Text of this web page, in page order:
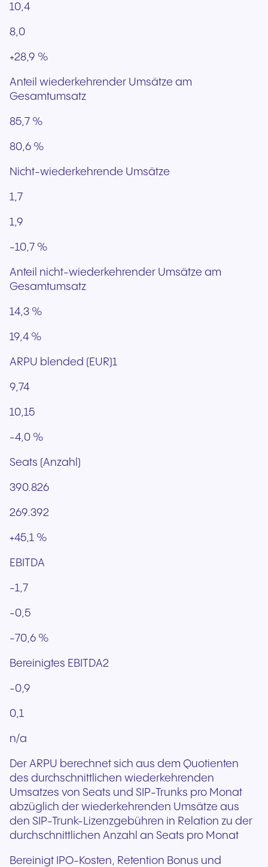
10,4
8,0
+28,9 %
Anteil wiederkehrender Umsätze am
Gesamtumsatz
85,7 %
80,6 %
Nicht-wiederkehrende Umsätze
1,7
1,9
-10,7 %
Anteil nicht-wiederkehrender Umsätze am
Gesamtumsatz
14,3 %
19,4 %
ARPU blended (EUR)1
9,74
10,15
-4,0 %
Seats (Anzahl)
390.826
269.392
+45,1 %
EBITDA
-1,7
-0,5
-70,6 %
Bereinigtes EBITDA2
-0,9
0,1
n/a
Der ARPU berechnet sich aus dem Quotienten
des durchschnittlichen wiederkehrenden
Umsatzes von Seats und SIP-Trunks pro Monat
abzüglich der wiederkehrenden Umsätze aus
den SIP-Trunk-Lizenzgebühren in Relation zu der
durchschnittlichen Anzahl an Seats pro Monat
Bereinigt IPO-Kosten, Retention Bonus und